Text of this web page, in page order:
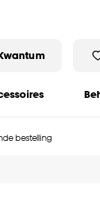
bestelling